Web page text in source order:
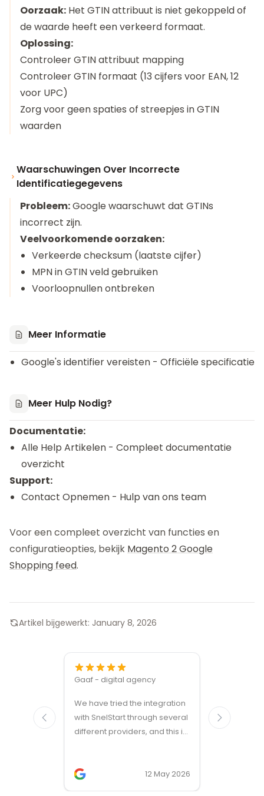
Oorzaak: Het GTIN attribuut is niet gekoppeld of
de waarde heeft een verkeerd formaat.
Oplossing:
Controleer GTIN attribuut mapping
Controleer GTIN formaat (13 cijfers voor EAN, 12
voor UPC)
Zorg voor geen spaties of streepjes in GTIN
waarden
Waarschuwingen Over Incorrecte
Identificatiegegevens
Probleem:Google waarschuwt dat GTINs
incorrect zijn.
Veelvoorkomende oorzaken:
Verkeerde checksum (laatste cijfer)
MPN in GTIN veld gebruiken
Voorloopnullen ontbreken
Meer Informatie
Google's identifier vereisten - Officiële specificatie
Meer Hulp Nodig?
Documentatie:
Alle Help Artikelen - Compleet documentatie
overzicht
Support:
Contact Opnemen - Hulp van ons team
Voor een compleet overzicht van functies en
configuratieopties, bekijk Magento 2 Google
Shopping feed.
Artikel bijgewerkt: January 8, 2026
Gaaf - digital agency
We have tried the integration
with SnelStart through several
different providers, and this is
two occasions, and it was
provided quickly and
12 May 2026
modules